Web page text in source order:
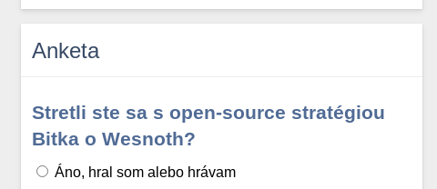
Anketa
Stretli ste sa s open-source stratégiou
Bitka o Wesnoth?
Áno, hral som alebo hrávam